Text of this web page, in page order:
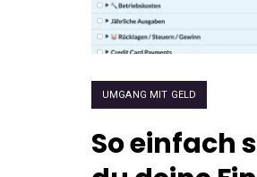
UMGANG MIT GELD
So einfach